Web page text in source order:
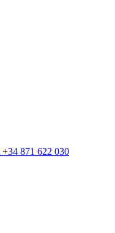
+34 871 622 030